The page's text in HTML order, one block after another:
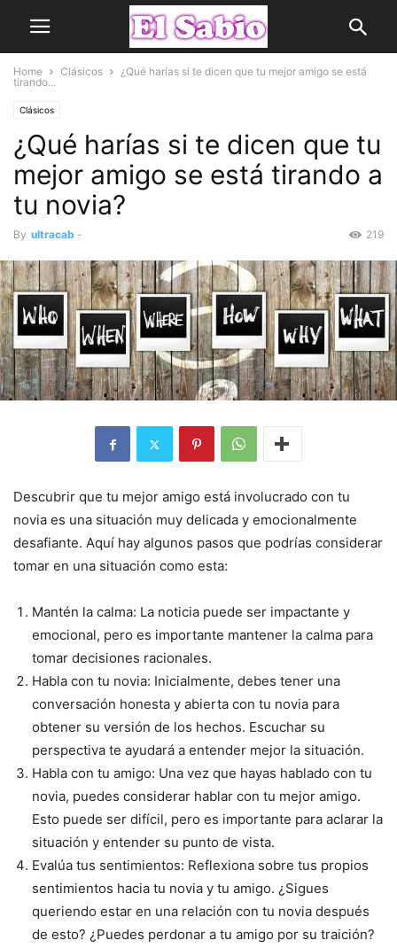
Home Clásicos
¿Qué harías si te dicen que tu mejor amigo se está
tirando...
Clásicos
¿Qué harías si te dicen que tu
mejor amigo se está tirando a
tu novia?
By ultracab - 219
Descubrir que tu mejor amigo está involucrado con tu
novia es una situación muy delicada y emocionalmente
desafiante. Aquí hay algunos pasos que podrías considerar
tomar en una situación como esta:
Mantén la calma: La noticia puede ser impactante y
emocional, pero es importante mantener la calma para
tomar decisiones racionales.
Habla con tu novia: Inicialmente, debes tener una
conversación honesta y abierta con tu novia para
obtener su versión de los hechos. Escuchar su
perspectiva te ayudará a entender mejor la situación.
Habla con tu amigo: Una vez que hayas hablado con tu
novia, puedes considerar hablar con tu mejor amigo.
Esto puede ser difícil, pero es importante para aclarar la
situación y entender su punto de vista.
Evalúa tus sentimientos: Reflexiona sobre tus propios
sentimientos hacia tu novia y tu amigo. ¿Sigues
queriendo estar en una relación con tu novia después
de esto? ¿Puedes perdonar a tu amigo por su traición?